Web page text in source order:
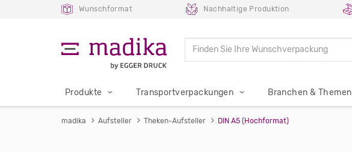
Wunschformat Nachhaltige Produktion
Produkte Transportverpackungen Branchen & Themen
madika Aufsteller Theken-Aufsteller DIN A5 (Hochformat)